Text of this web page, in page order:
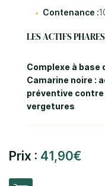
Contenance :
LES ACTIFS
Complexe à base
Camarine noire :
préventive contre
vergetures
Prix : 41,90€